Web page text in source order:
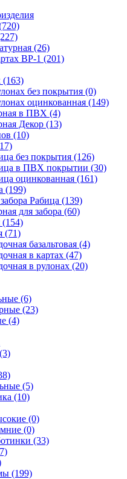
(26)
ВР-1 (201)
(163)
без покрытия (0)
оцинкованная (149)
в ПВХ (4)
Декор (13)
(10)
без покрытия (126)
в ПВХ покрытии (30)
оцинкованная (161)
(199)
Рабица (139)
для забора (60)
(154)
(71)
базальтовая (4)
в картах (47)
в рулонах (20)
(6)
(23)
(4)
(5)
(10)
(0)
(0)
(33)
(199)